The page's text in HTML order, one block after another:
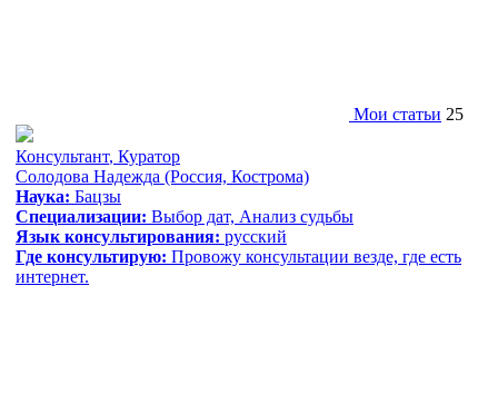
Мои статьи 25
Консультант, Куратор
Солодова Надежда (Россия, Кострома)
Наука: Бацзы
Специализации: Выбор дат, Анализ судьбы
Язык консультирования: русский
Где консультирую: Провожу консультации везде, где есть
интернет.